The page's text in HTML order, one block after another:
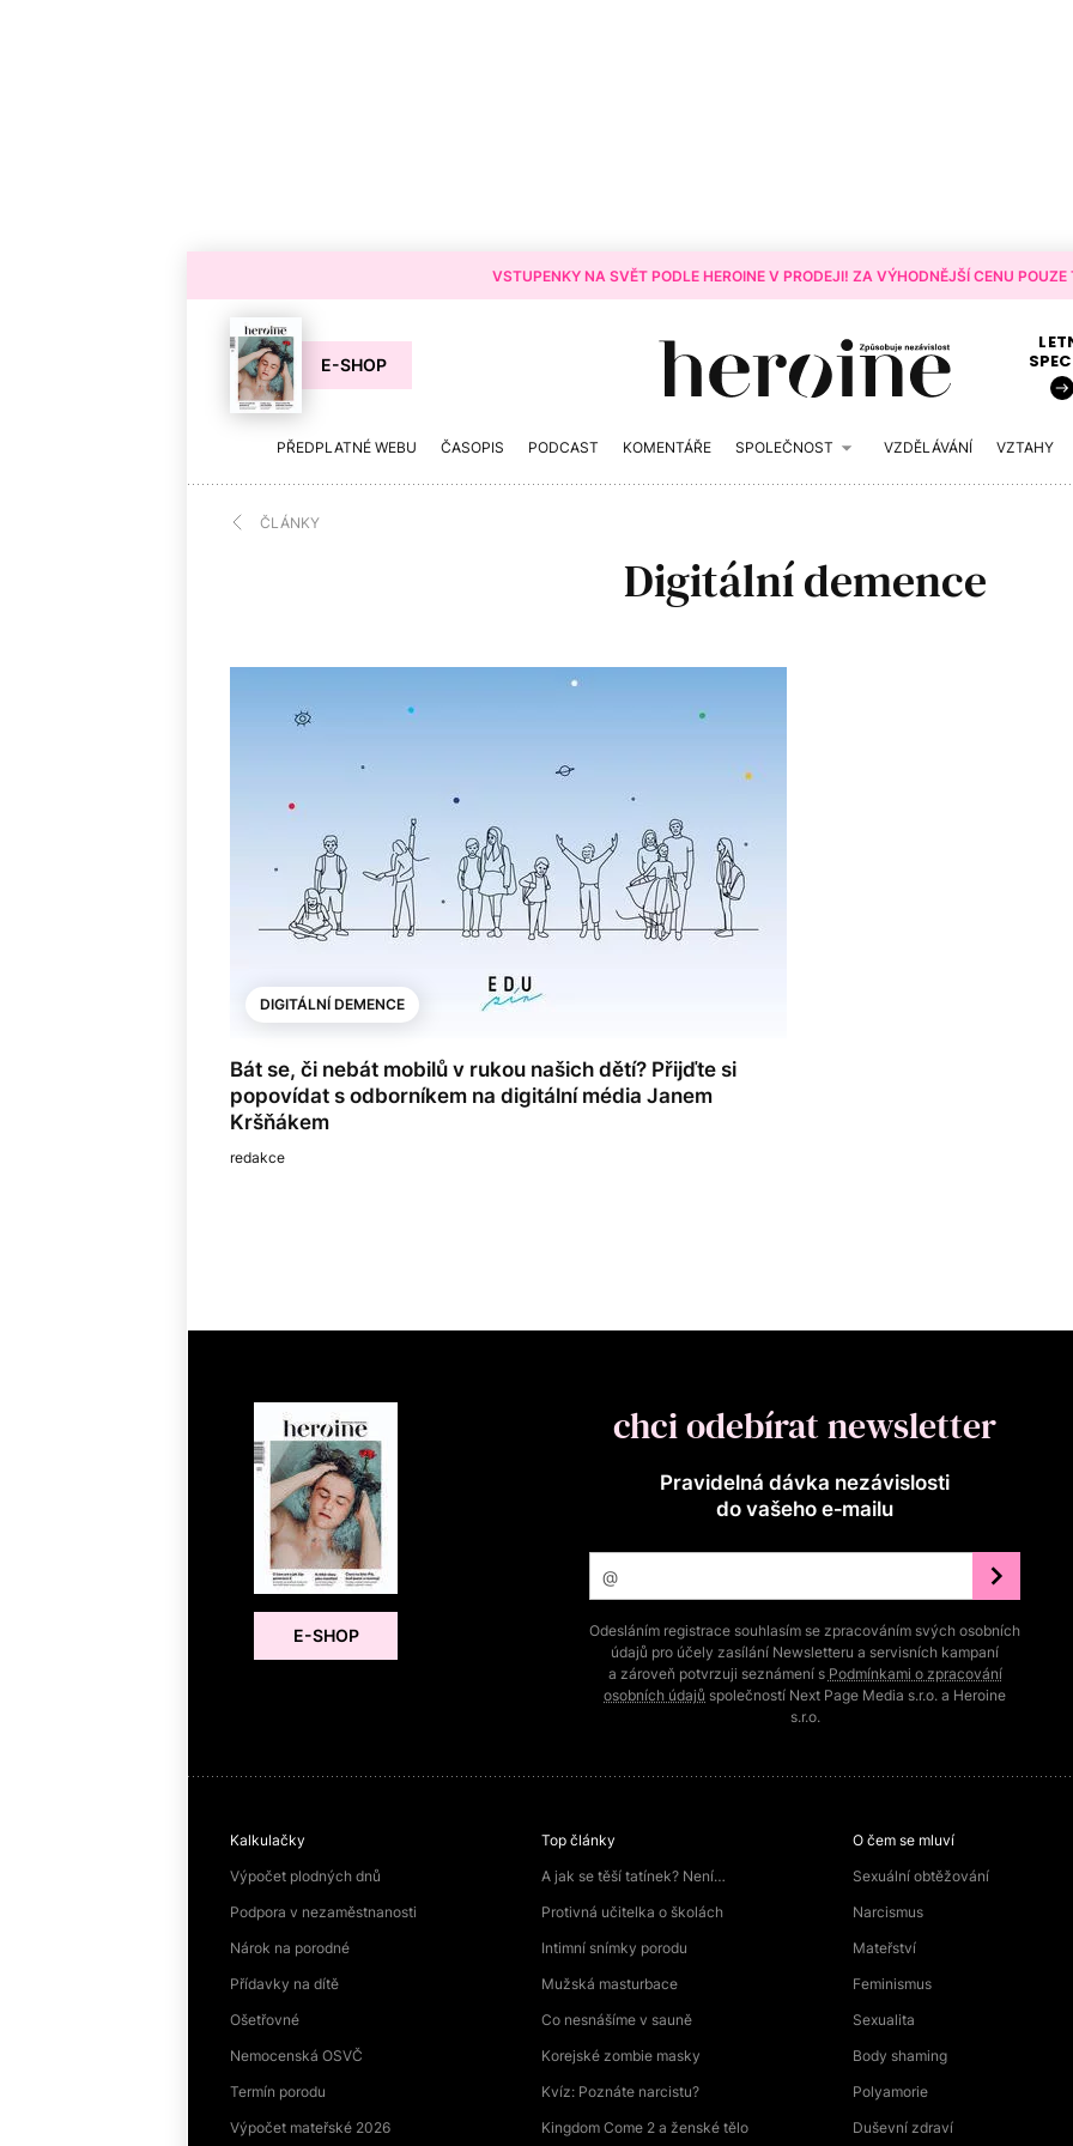
VSTUPENKY NA SVĚT PODLE HEROINE V PRODEJI! ZA VÝHODNĚJŠÍ CENU
E-SHOP
PŘEDPLATNÉ WEBU ČASOPIS PODCAST KOMENTÁŘE SPOLEČNOST VZDĚLÁVÁNÍ VZTAHY
ČLÁNKY
Digitální demence
DIGITÁLNÍ DEMENCE
Bát se, či nebát mobilů v rukou našich dětí? Přijďte si
popovídat s odborníkem na digitální média Janem
Kršňákem
redakce
E-SHOP
chci odebírat newsletter
Pravidelná dávka nezávislosti
do vašeho e‑mailu
Odesláním registrace souhlasím se zpracováním svých osobních
údajů pro účely zasílání Newsletteru a servisních kampaní
a zároveň potvrzuji seznámení s Podmínkami o zpracování
osobních údajů společností Next Page Media s.r.o. a Heroine
s.r.o.
Kalkulačky
Výpočet plodných dnů
Podpora v nezaměstnanosti
Nárok na porodné
Přídavky na dítě
Ošetřovné
Nemocenská OSVČ
Termín porodu
Výpočet mateřské 2026
Top články
A jak se těší tatínek? Není…
Protivná učitelka o školách
Intimní snímky porodu
Mužská masturbace
Co nesnášíme v sauně
Korejské zombie masky
Kvíz: Poznáte narcistu?
Kingdom Come 2 a ženské tělo
O čem se mluví
Sexuální obtěžování
Narcismus
Mateřství
Feminismus
Sexualita
Body shaming
Polyamorie
Duševní zdraví